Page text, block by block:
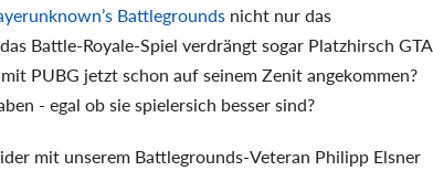
Battlegrounds nicht nur das
Battle-Royale-Spiel verdrängt sogar Platzhirsch GTA
PUBG jetzt schon auf seinem Zenit angekommen?
- egal ob sie spielersich besser sind?
mit unserem Battlegrounds-Veteran Philipp Elsner